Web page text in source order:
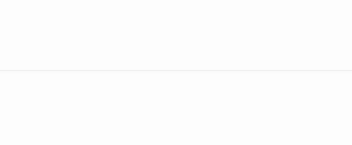
。正规平台会提供三时段追踪：分拣出库、跨省运输中、派送员联系中
金。签收后建议提醒收花人：拆除包装纸后立即剪根插水，带保鲜管的